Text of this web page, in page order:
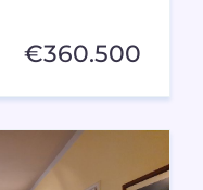
€360.500